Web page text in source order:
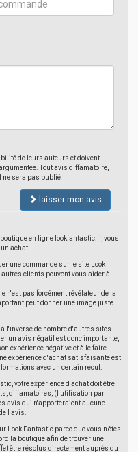
de leurs auteurs et doivent
Tout avis diffamatoire,
ne sera pas publié
laisser mon avis
en ligne lookfantastic.fr, vous
achat.
une commande sur le site Look
clients peuvent vous aider à
n'est pas forcément révélateur de la
peut donner une image juste
l'inverse de nombre d'autres sites.
un avis négatif est donc importante,
expérience négative et à le faire
expérience d'achat satisfaisante est
avec un certain recul.
votre expérience d'achat doit être
diffamatoires, (l'utilisation par
avis qui n'apporteraient aucune
l'avis.
Look Fantastic parce que vous n'êtes
la boutique afin de trouver une
être résolus directement auprès du